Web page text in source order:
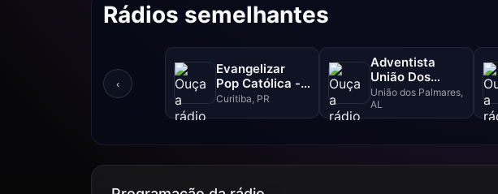
Rádios semelhantes
‹
Evangelizar
Pop Católica -
99.5 FM
Curitiba, PR
Adventista
União Dos
Palmares
União dos Palmares,
AL